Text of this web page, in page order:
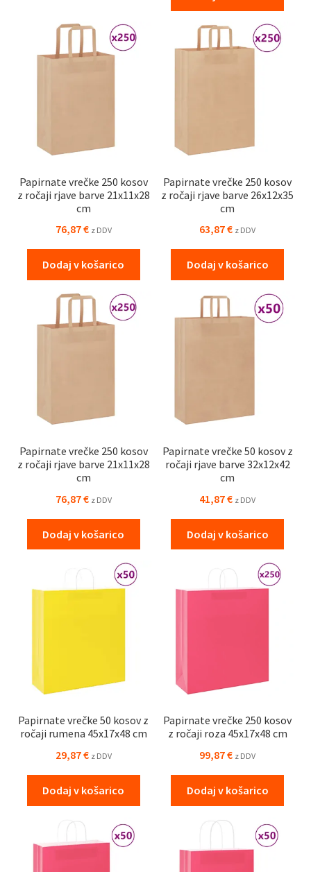
Papirnate vrečke 250 kosov
z ročaji rjave barve 21x11x28
cm
76,87€ z DDV
Dodaj v košarico
Papirnate vrečke 250 kosov
z ročaji rjave barve 26x12x35
cm
63,87€ z DDV
Dodaj v košarico
Papirnate vrečke 250 kosov
z ročaji rjave barve 21x11x28
cm
76,87€ z DDV
Dodaj v košarico
Papirnate vrečke 50 kosov z
ročaji rjave barve 32x12x42
cm
41,87€ z DDV
Dodaj v košarico
Papirnate vrečke 50 kosov z
ročaji rumena 45x17x48 cm
29,87€ z DDV
Dodaj v košarico
Papirnate vrečke 250 kosov
z ročaji roza 45x17x48 cm
99,87€ z DDV
Dodaj v košarico